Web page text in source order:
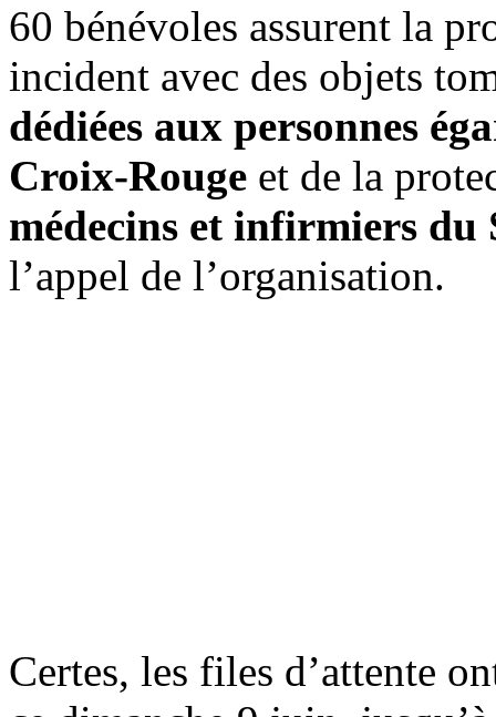
60 bénévoles assurent la
incident avec des objets
dédiées aux personnes
Croix-Rouge et de la
médecins et infirmiers du
l’appel de l’organisation.
Certes, les files d’attente